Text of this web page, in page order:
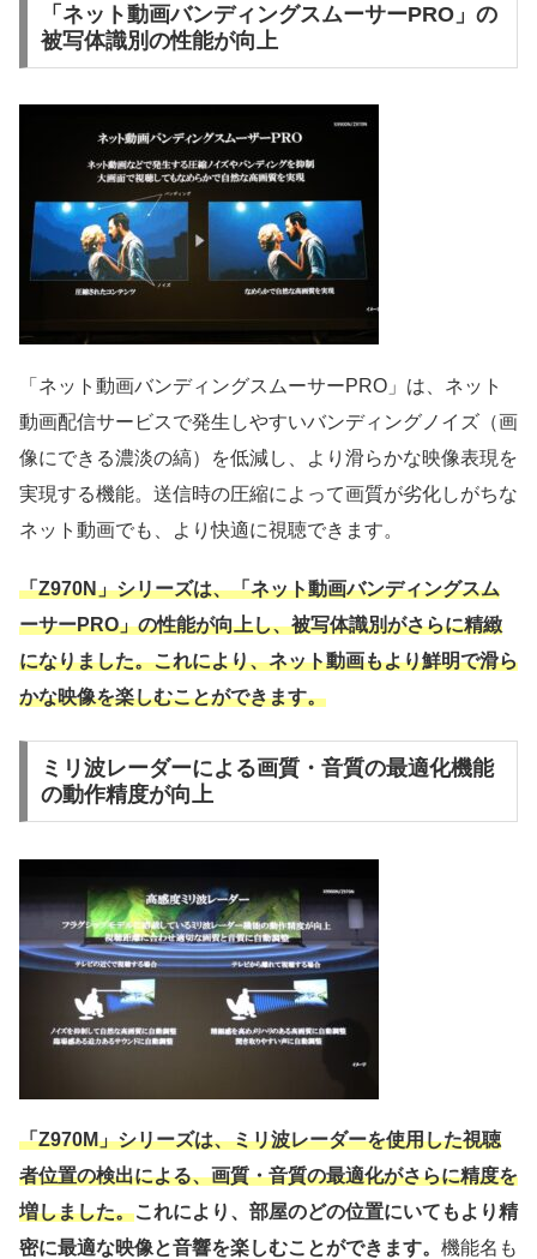
「ネット動画バンディングスムーサーPRO」の
被写体識別の性能が向上
「ネット動画バンディングスムーサーPRO」は、ネット
動画配信サービスで発生しやすいバンディングノイズ（画
像にできる濃淡の縞）を低減し、より滑らかな映像表現を
実現する機能。送信時の圧縮によって画質が劣化しがちな
ネット動画でも、より快適に視聴できます。
「Z970N」シリーズは、「ネット動画バンディングスム
ーサーPRO」の性能が向上し、被写体識別がさらに精緻
になりました。これにより、ネット動画もより鮮明で滑ら
かな映像を楽しむことができます。
ミリ波レーダーによる画質・音質の最適化機能
の動作精度が向上
「Z970M」シリーズは、ミリ波レーダーを使用した視聴
者位置の検出による、画質・音質の最適化がさらに精度を
増しました。これにより、部屋のどの位置にいてもより精
密に最適な映像と音響を楽しむことができます。 機能名も